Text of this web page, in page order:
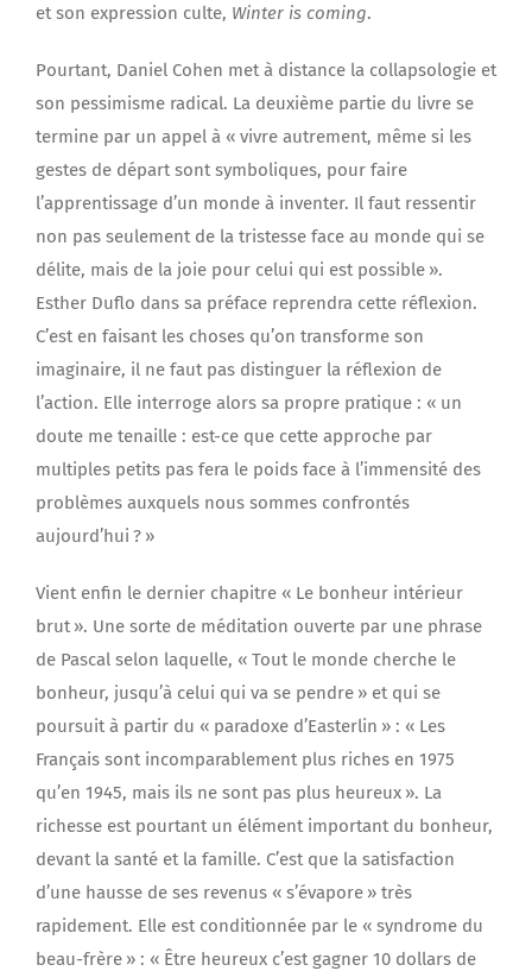
et son expression culte, Winter is coming.
Pourtant, Daniel Cohen met à distance la collapsologie et
son pessimisme radical. La deuxième partie du livre se
termine par un appel à « vivre autrement, même si les
gestes de départ sont symboliques, pour faire
l’apprentissage d’un monde à inventer. Il faut ressentir
non pas seulement de la tristesse face au monde qui se
délite, mais de la joie pour celui qui est possible ».
Esther Duflo dans sa préface reprendra cette réflexion.
C’est en faisant les choses qu’on transforme son
imaginaire, il ne faut pas distinguer la réflexion de
l’action. Elle interroge alors sa propre pratique : « un
doute me tenaille : est-ce que cette approche par
multiples petits pas fera le poids face à l’immensité des
problèmes auxquels nous sommes confrontés
aujourd’hui ? »
Vient enfin le dernier chapitre « Le bonheur intérieur
brut ». Une sorte de méditation ouverte par une phrase
de Pascal selon laquelle, « Tout le monde cherche le
bonheur, jusqu’à celui qui va se pendre » et qui se
poursuit à partir du « paradoxe d’Easterlin » : « Les
Français sont incomparablement plus riches en 1975
qu’en 1945, mais ils ne sont pas plus heureux ». La
richesse est pourtant un élément important du bonheur,
devant la santé et la famille. C’est que la satisfaction
d’une hausse de ses revenus « s’évapore » très
rapidement. Elle est conditionnée par le « syndrome du
beau-frère » : « Être heureux c’est gagner 10 dollars de